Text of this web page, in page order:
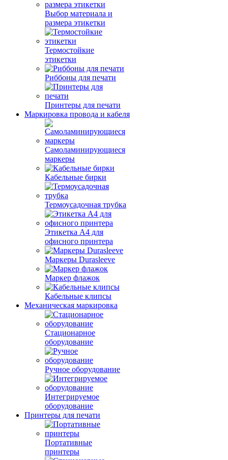
Выбор материала и
размера этикетки
Термостойкие
этикетки
Риббоны для печати
Принтеры для печати
Маркировка провода и кабеля
Самоламинирующиеся
маркеры
Кабельные бирки
Термоусадочная трубка
Этикетка А4 для
офисного принтера
Маркеры Durasleeve
Маркер флажок
Кабельные клипсы
Механическая маркировка
Стационарное
оборудование
Ручное оборудование
Интегрируемое
оборудование
Принтеры для печати
Портативные
принтеры